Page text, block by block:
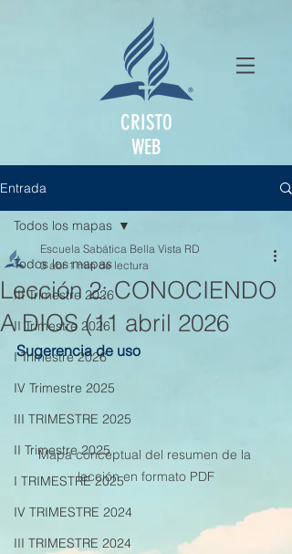
CRISTO
WEB
Entrada
Todos los mapas
III Trimestre 2026
II Trimestre 2026
I Trimestre 2026
IV Trimestre 2025
III TRIMESTRE 2025
II Trimestre 2025
I TRIMESTRE 2025
IV TRIMESTRE 2024
III TRIMESTRE 2024
Todos los mapas
Lección 2: CONOCIENDO
A DIOS (11 abril 2026
Escuela Sabática Bella Vista RD
3 abr 1 min de lectura
Sugerencia de uso
Mapa conceptual del resumen de la
lección en formato PDF